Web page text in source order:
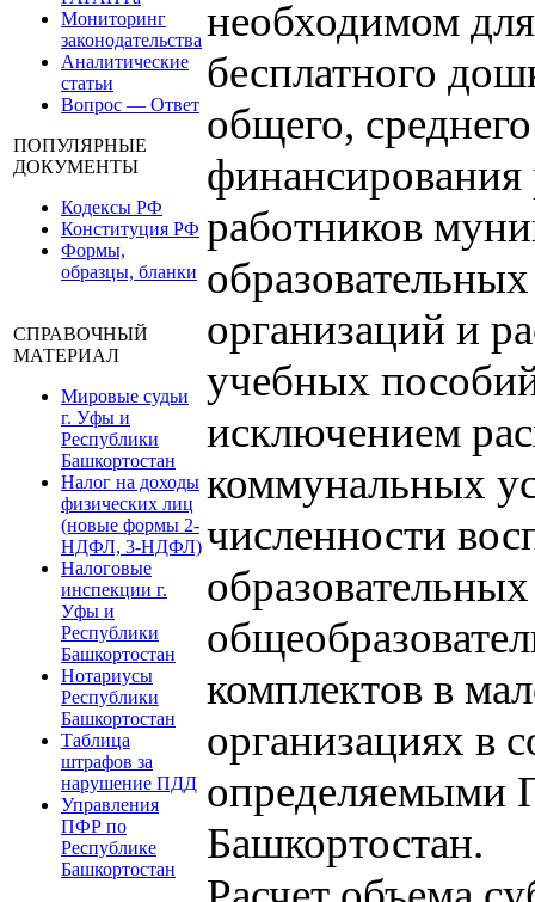
Мониторинг
законодательства
Аналитические
статьи
Вопрос — Ответ
ПОПУЛЯРНЫЕ
ДОКУМЕНТЫ
Кодексы РФ
Конституция РФ
Формы,
образцы, бланки
СПРАВОЧНЫЙ
МАТЕРИАЛ
Мировые судьи
г. Уфы и
Республики
Башкортостан
Налог на доходы
физических лиц
(новые формы 2-
НДФЛ, 3-НДФЛ)
Налоговые
инспекции г.
Уфы и
Республики
Башкортостан
Нотариусы
Республики
Башкортостан
Таблица
штрафов за
нарушение ПДД
Управления
ПФР по
Республике
Башкортостан
необходимом
бесплатного
общего,
финансирования
работников
организаций и
учебных
исключением
коммунальных
численности
комплектов в
организациях в
определяемыми
Башкортостан.